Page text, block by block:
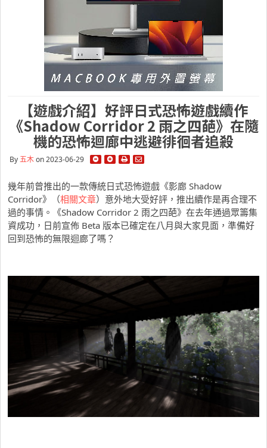
【遊戲介紹】好評日式恐怖遊戲續作
《Shadow Corridor 2 雨之四葩》在隨
機的恐怖迴廊中逃避徘徊者追殺
By五木on 2023-06-29
幾年前曾推出的一款傳統日式恐怖遊戲《影廊 Shadow
Corridor》（相關文章）意外地大受好評，推出續作是再合理不
過的事情。《Shadow Corridor 2 雨之四葩》在去年通過眾籌集
資成功，日前宣佈 Beta 版本已確定在八月與大家見面，準備好
回到恐怖的無限迴廊了嗎？